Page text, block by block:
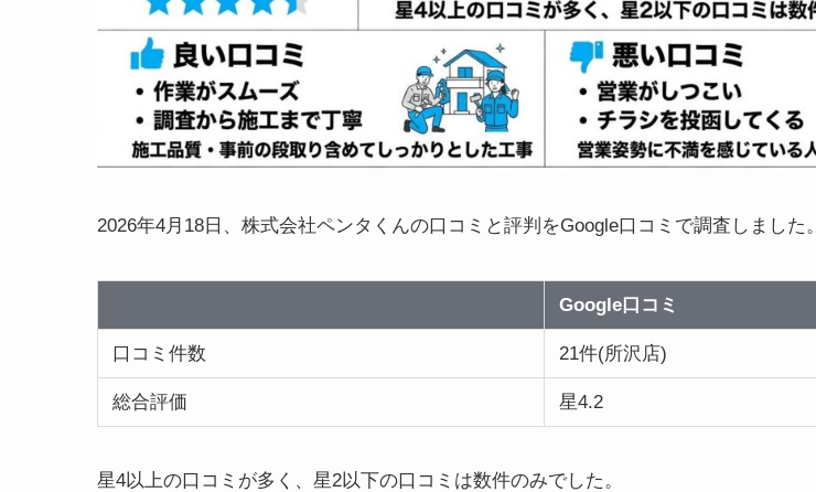
2026年4月18日、株式会社ペンタくんの口コミと評判をGoogle口コミで調査しました。
Google口コミ
口コミ件数 21件(所沢店)
総合評価 星4.2
星4以上の口コミが多く、星2以下の口コミは数件のみでした。